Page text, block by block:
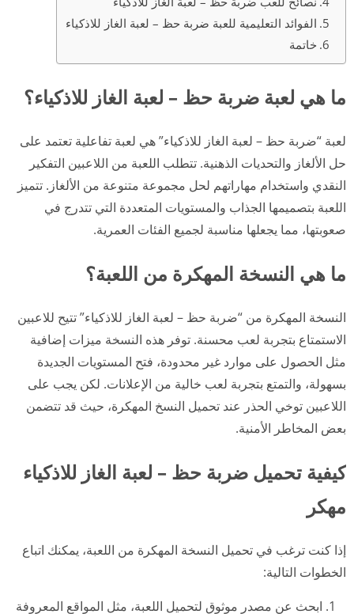
الفوائد التعليمية للعبة ضربة حظ – لعبة الغاز للاذكياء
خاتمة
ما هي لعبة ضربة حظ – لعبة الغاز للاذكياء؟
لعبة “ضربة حظ – لعبة الغاز للاذكياء” هي لعبة تفاعلية تعتمد على
حل الألغاز والتحديات الذهنية. تتطلب اللعبة من اللاعبين التفكير
النقدي واستخدام مهاراتهم لحل مجموعة متنوعة من الألغاز. تتميز
اللعبة بتصميمها الجذاب والمستويات المتعددة التي تتدرج في
صعوبتها، مما يجعلها مناسبة لجميع الفئات العمرية.
ما هي النسخة المهكرة من اللعبة؟
النسخة المهكرة من “ضربة حظ – لعبة الغاز للاذكياء” تتيح للاعبين
الاستمتاع بتجربة لعب محسنة. توفر هذه النسخة ميزات إضافية
مثل الحصول على موارد غير محدودة، فتح المستويات الجديدة
بسهولة، والتمتع بتجربة لعب خالية من الإعلانات. لكن يجب على
اللاعبين توخي الحذر عند تحميل النسخ المهكرة، حيث قد تتضمن
بعض المخاطر الأمنية.
كيفية تحميل ضربة حظ – لعبة الغاز للاذكياء
مهكر
إذا كنت ترغب في تحميل النسخة المهكرة من اللعبة، يمكنك اتباع
الخطوات التالية:
ابحث عن مصدر موثوق لتحميل اللعبة، مثل المواقع المعروفة